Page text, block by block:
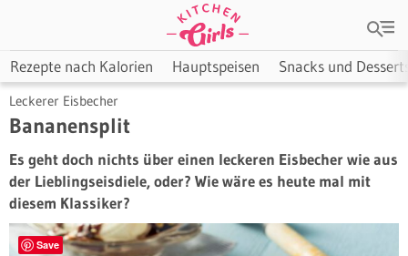
Rezepte nach Kalorien Hauptspeisen Snacks und
Leckerer Eisbecher
Bananensplit
Es geht doch nichts über einen leckeren Eisbecher wie aus
der Lieblingseisdiele, oder? Wie wäre es heute mal mit
diesem Klassiker?
Save